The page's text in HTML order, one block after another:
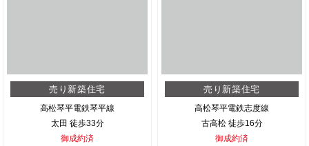
売り新築住宅
高松琴平電鉄琴平線
太田 徒歩33分
御成約済
売り新築住宅
高松琴平電鉄志度線
古高松 徒歩16分
御成約済